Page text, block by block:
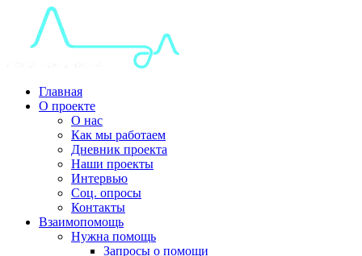
Главная
О проекте
О нас
Как мы работаем
Дневник проекта
Наши проекты
Интервью
Соц. опросы
Контакты
Взаимопомощь
Нужна помощь
Запросы о помощи